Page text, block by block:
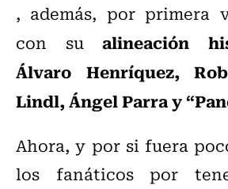
, además, por primera
con su alineación
Álvaro Henríquez,
Lindl, Ángel Parra y
Ahora, y por si fuera
los fanáticos por